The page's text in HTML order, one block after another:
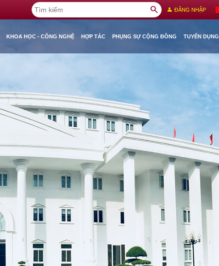
search person ĐĂNG NHẬP
KHOA HỌC - CÔNG NGHỆ HỢP TÁC PHỤNG SỰ CỘNG ĐỒNG TUYỂN DỤNG